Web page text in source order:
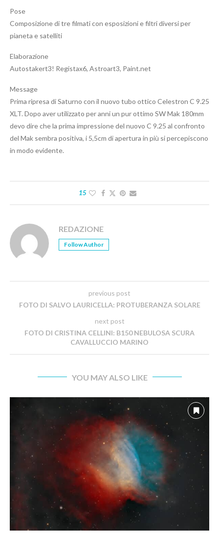
Pose
Composizione di tre filmati con esposizioni e filtri diversi per
pianeta e satelliti
Elaborazione
Autostakert3! Registax6, Astroart3, Paint.net
Message
Prima ripresa di Saturno con il nuovo tubo ottico Celestron C 9.25
XLT. Dopo aver utilizzato per anni un pur ottimo SW Mak 180mm
devo dire che la prima impressione del nuovo C 9.25 al confronto
del Mak sembra positiva, i 5,5cm di apertura in più si percepiscono
in modo evidente.
15
REDAZIONE
Follow Author
previous post
FOTO DI SALVO LAURICELLA: PROTUBERANZA SOLARE
next post
FOTO DI CRISTINA CELLINI: B150 NEBULOSA SCURA
CAVALLUCCIO MARINO
YOU MAY ALSO LIKE